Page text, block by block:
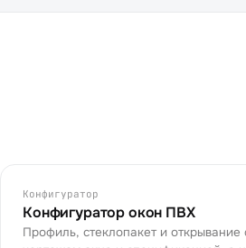
Конфигуратор
Конфигуратор окон ПВХ
Профиль, стеклопакет и открывание